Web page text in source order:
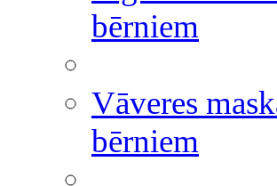
bērniem
Vāveres
bērniem